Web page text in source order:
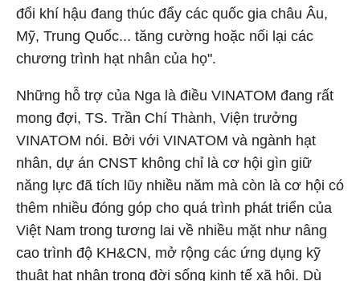
đổi khí hậu đang thúc đẩy các quốc gia châu Âu,
Mỹ, Trung Quốc... tăng cường hoặc nối lại các
chương trình hạt nhân của họ".
Những hỗ trợ của Nga là điều VINATOM đang rất
mong đợi, TS. Trần Chí Thành, Viện trưởng
VINATOM nói. Bởi với VINATOM và ngành hạt
nhân, dự án CNST không chỉ là cơ hội gìn giữ
năng lực đã tích lũy nhiều năm mà còn là cơ hội có
thêm nhiều đóng góp cho quá trình phát triển của
Việt Nam trong tương lai về nhiều mặt như nâng
cao trình độ KH&CN, mở rộng các ứng dụng kỹ
thuật hạt nhân trong đời sống kinh tế xã hội. Dù